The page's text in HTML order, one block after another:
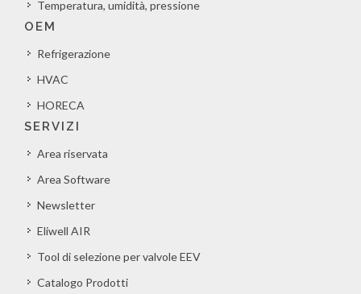
Temperatura, umidità, pressione
OEM
Refrigerazione
HVAC
HORECA
SERVIZI
Area riservata
Area Software
Newsletter
Eliwell AIR
Tool di selezione per valvole EEV
Catalogo Prodotti